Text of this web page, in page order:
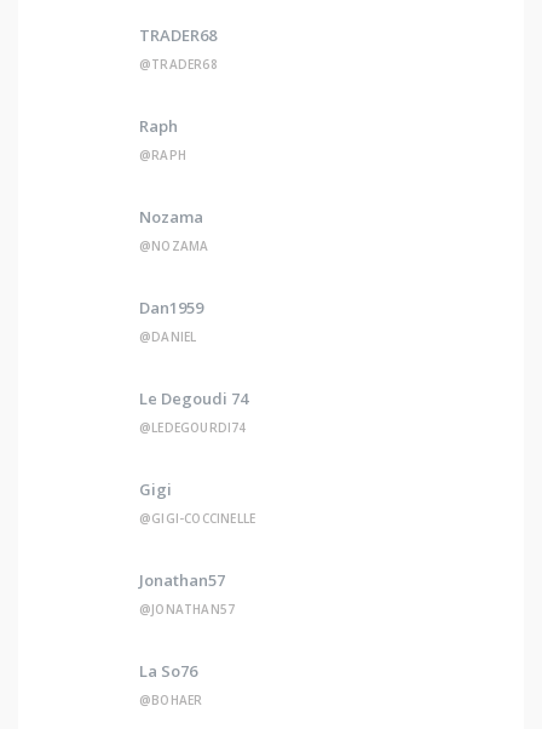
TRADER68
@TRADER68
Raph
@RAPH
Nozama
@NOZAMA
Dan1959
@DANIEL
Le Degoudi 74
@LEDEGOURDI74
Gigi
@GIGI-COCCINELLE
Jonathan57
@JONATHAN57
La So76
@BOHAER